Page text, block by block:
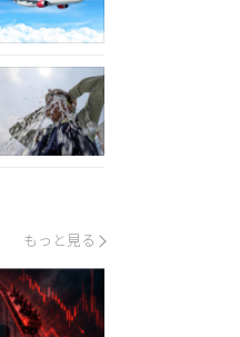
もっと見る